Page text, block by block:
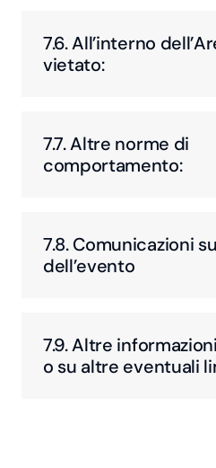
7.6. All’interno
vietato:
7.7. Altre norme di
comportamento:
7.8. Comunicazioni
dell’evento
7.9. Altre
o su altre eventuali